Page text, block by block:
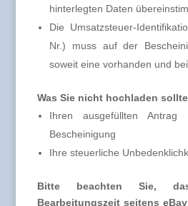
hinterlegten Daten
Die Umsatzsteuer-
Nr.) muss auf der
soweit eine vorhanden und
Was Sie nicht hochladen
Ihren ausgefüllten
Bescheinigung
Ihre steuerliche
Bitte beachten Sie,
Bearbeitungszeit seitens